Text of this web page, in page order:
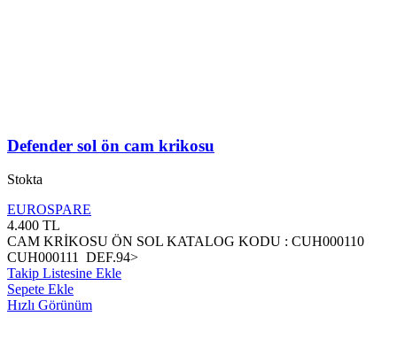
Defender sol ön cam krikosu
Stokta
EUROSPARE
4.400 TL
CAM KRİKOSU ÖN SOL KATALOG KODU : CUH000110
CUH000111 DEF.94>
Takip Listesine Ekle
Sepete Ekle
Hızlı Görünüm